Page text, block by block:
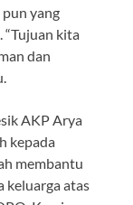
yang
kita
dan
AKP Arya
kepada
membantu
keluarga atas